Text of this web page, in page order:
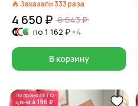
Заказали 333раза
4 650 ₽ 6 643 ₽
по 1 162 ₽ ×4
В корзину
По промоЛЕТО
цена 4 196 ₽